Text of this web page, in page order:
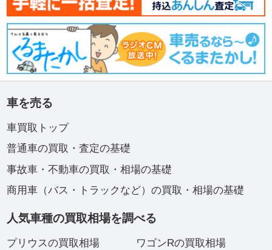
車を売る
車買取トップ
普通車の買取・査定の基礎
事故車・不動車の買取・相場の基礎
商用車（バス・トラックなど）の買取・相場の基礎
人気車種の買取相場を調べる
プリウスの買取相場
ワゴンRの買取相場